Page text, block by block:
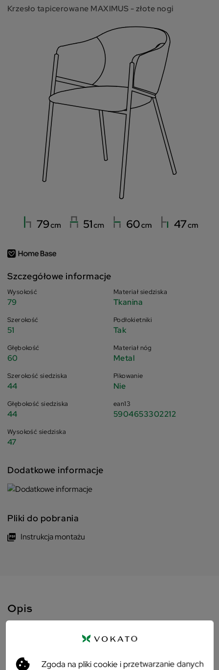
Zgoda na pliki cookie i przetwarzanie danych
Krzesło tapicerowane MAXIMUS - złote nogi
Szczegółowe informacje
Wysokość
79
Szerokość
51
Głębokość
60
Szerokość siedziska
44
Głębokość siedziska
44
Wysokość siedziska
47
Materiał siedziska
Tkanina
Podłokietniki
Tak
Materiał nóg
Metal
Pikowanie
Nie
ean13
5904653302212
Dodatkowe informacje
Pliki do pobrania
Instrukcja montażu
Opis
Niebieskie tapicerowane krzesło
wymagających